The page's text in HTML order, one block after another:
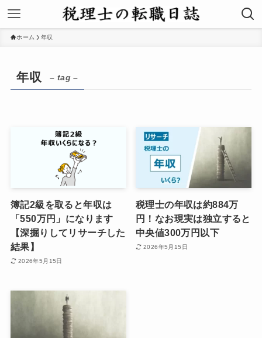
ホーム 年収
年収 – tag –
簿記2級を取ると年収は
「550万円」になります
【深掘りしてリサーチした
結果】
2026年5月15日
税理士の年収は約884万
円！なお現実は独立すると
中央値300万円以下
2026年5月15日